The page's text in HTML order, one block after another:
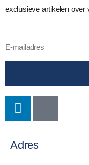
exclusieve artikelen over
Adres